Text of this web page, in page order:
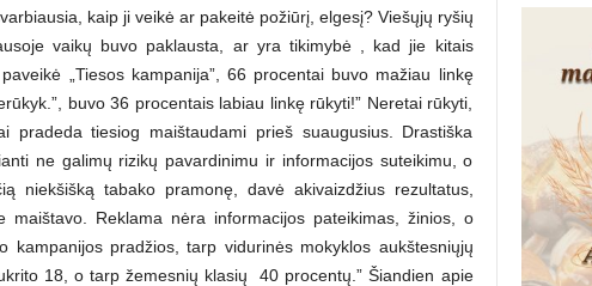
kaip ji veikė ar pakeitė požiūrį, elgesį? Viešųjų ryšių
vaikų buvo paklausta, ar yra tikimybė , kad jie kitais
„Tiesos kampanija”, 66 procentai buvo mažiau linkę
buvo 36 procentais labiau linkę rūkyti!” Neretai rūkyti,
pradeda tiesiog maištaudami prieš suaugusius. Drastiška
ne galimų rizikų pavardinimu ir informacijos suteikimu, o
niekšišką tabako pramonę, davė akivaizdžius rezultatus,
maištavo. Reklama nėra informacijos pateikimas, žinios, o
kampanijos pradžios, tarp vidurinės mokyklos aukštesniųjų
18, o tarp žemesnių klasių ­ 40 procentų.” Šiandien apie